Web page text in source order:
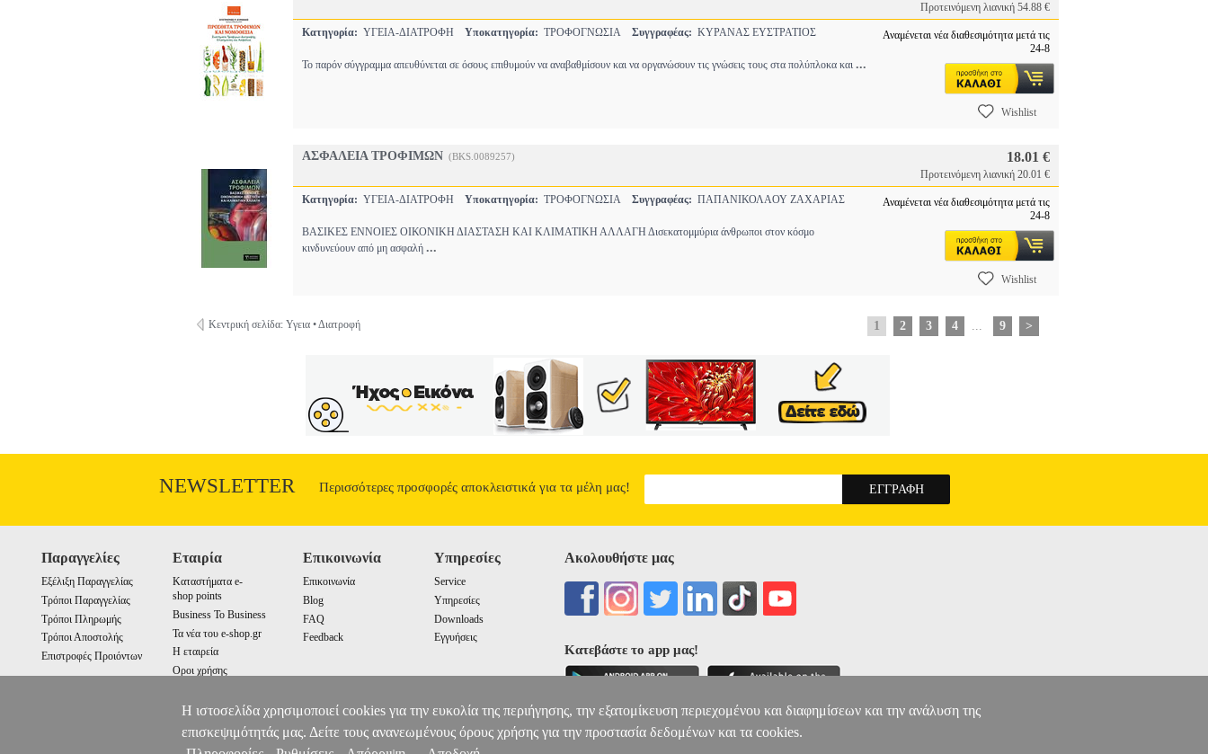
Προτεινόμενη λιανική 54.88 €
Κατηγορία: ΥΓΕΙΑ-ΔΙΑΤΡΟΦΗ Υποκατηγορία: ΤΡΟΦΟΓΝΩΣΙΑ Συγγραφέας: ΚΥΡΑΝΑΣ ΕΥΣΤΡΑΤΙΟΣ
Το παρόν σύγγραμμα απευθύνεται σε όσους επιθυμούν να αναβαθμίσουν και να οργανώσουν τις γνώσεις τους στα πολύπλοκα και ...
Αναμένεται νέα διαθεσιμότητα μετά τις
24-8
Wishlist
ΑΣΦΑΛΕΙΑ ΤΡΟΦΙΜΩΝ (BKS.0089257) 18.01 €
Προτεινόμενη λιανική 20.01 €
Κατηγορία: ΥΓΕΙΑ-ΔΙΑΤΡΟΦΗ Υποκατηγορία: ΤΡΟΦΟΓΝΩΣΙΑ Συγγραφέας: ΠΑΠΑΝΙΚΟΛΑΟΥ ΖΑΧΑΡΙΑΣ
ΒΑΣΙΚΕΣ ΕΝΝΟΙΕΣ ΟΙΚΟΝΙΚΗ ΔΙΑΣΤΑΣΗ ΚΑΙ ΚΛΙΜΑΤΙΚΗ ΑΛΛΑΓΗ Δισεκατομμύρια άνθρωποι στον κόσμο
κινδυνεύουν από μη ασφαλή ...
Αναμένεται νέα διαθεσιμότητα μετά τις
24-8
Wishlist
Κεντρική σελίδα: Υγεια • Διατροφή 1 2 3 4 ... 9 >
NEWSLETTER Περισσότερες προσφορές αποκλειστικά για τα μέλη μας!
Παραγγελίες
Εξέλιξη Παραγγελίας
Τρόποι Παραγγελίας
Τρόποι Πληρωμής
Τρόποι Αποστολής
Επιστροφές Προιόντων
Εταιρία
Καταστήματα e-
shop points
Business To Business
Τα νέα του e-shop.gr
Η εταιρεία
Οροι χρήσης
Επικοινωνία
Επικοινωνία
Blog
FAQ
Feedback
Υπηρεσίες
Service
Υπηρεσίες
Downloads
Εγγυήσεις
Ακολουθήστε μας
Κατεβάστε το app μας!
Η ιστοσελίδα χρησιμοποιεί cookies για την ευκολία της περιήγησης, την εξατομίκευση περιεχομένου και διαφημίσεων και την ανάλυση της
επισκεψιμότητάς μας. Δείτε τους ανανεωμένους όρους χρήσης για την προστασία δεδομένων και τα cookies.